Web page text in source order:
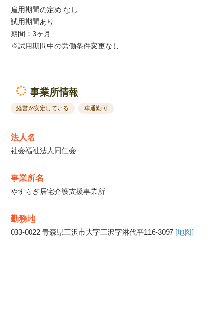
雇用期間の定め なし
試用期間あり
期間：3ヶ月
※試用期間中の労働条件変更なし
事業所情報
経営が安定している 車通勤可
法人名
社会福祉法人同仁会
事業所名
やすらぎ居宅介護支援事業所
勤務地
033-0022 青森県三沢市大字三沢字淋代平116-3097 [地図]